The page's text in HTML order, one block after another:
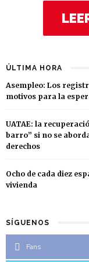
ÚLTIMA HORA
Asempleo: Los
motivos para la
UATAE: la
barro” si no se
derechos
Ocho de cada diez
vivienda
SÍGUENOS
Fans